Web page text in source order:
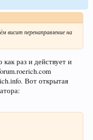
висит перенаправление на
раз и действует и
Вот открытая